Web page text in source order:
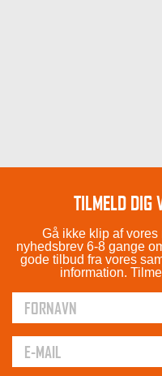
TILMELD DIG
Gå ikke klip af
nyhedsbrev 6-8 gange
gode tilbud fra vores
information.